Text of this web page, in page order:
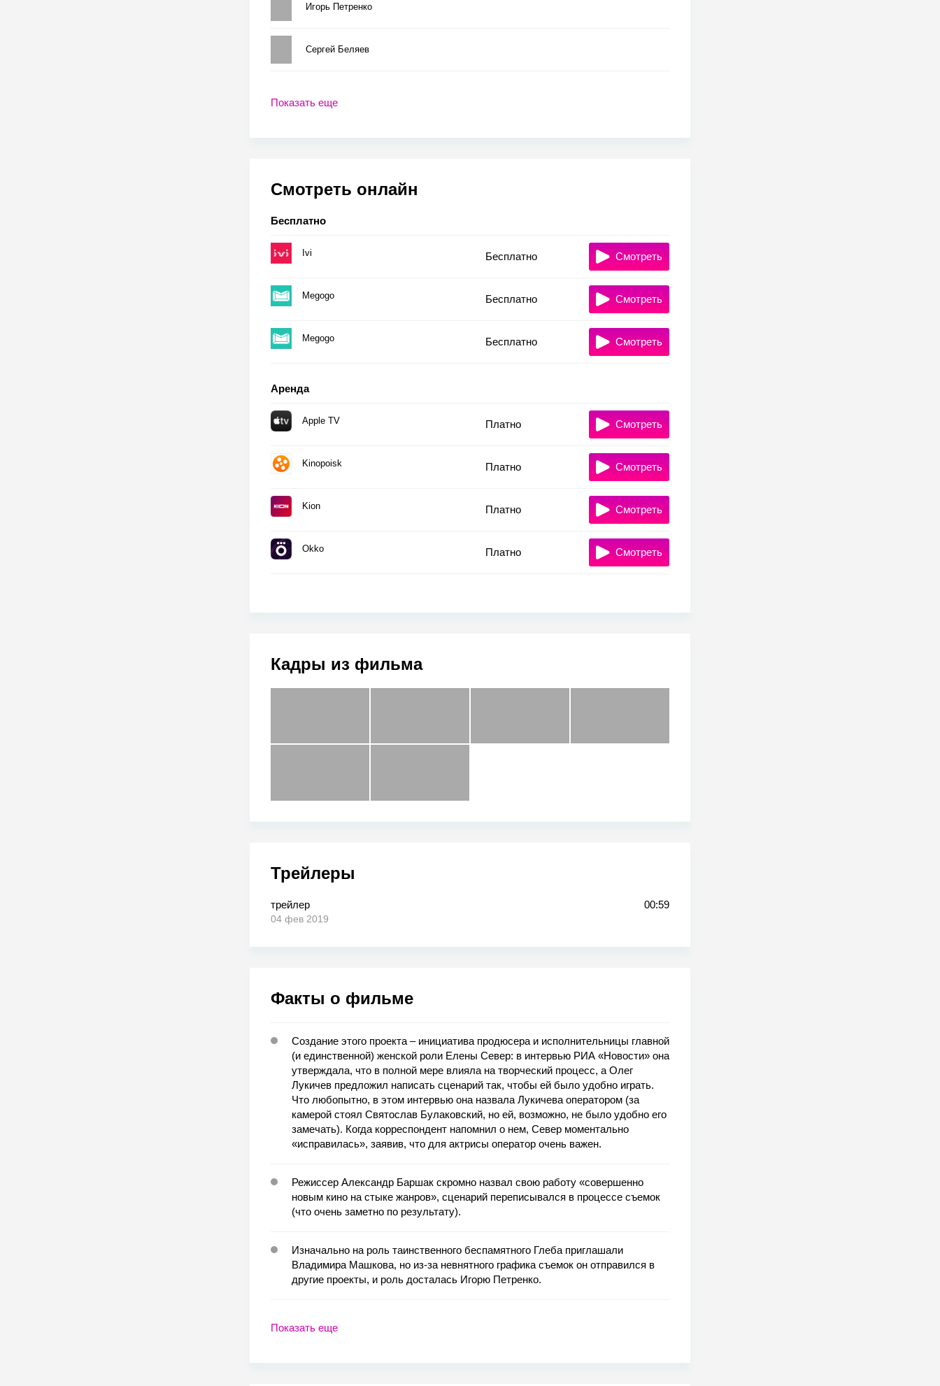
Игорь Петренко
Сергей Беляев
Показать еще
Смотреть онлайн
Бесплатно
Ivi Бесплатно Смотреть
Megogo Бесплатно Смотреть
Megogo Бесплатно Смотреть
Аренда
Apple TV Платно Смотреть
Kinopoisk Платно Смотреть
Kion Платно Смотреть
Okko Платно Смотреть
Кадры из фильма
Трейлеры
трейлер
04 фев 2019
00:59
Факты о фильме
Создание этого проекта – инициатива продюсера и исполнительницы главной
(и единственной) женской роли Елены Север: в интервью РИА «Новости» она
утверждала, что в полной мере влияла на творческий процесс, а Олег
Лукичев предложил написать сценарий так, чтобы ей было удобно играть.
Что любопытно, в этом интервью она назвала Лукичева оператором (за
камерой стоял Святослав Булаковский, но ей, возможно, не было удобно его
замечать). Когда корреспондент напомнил о нем, Север моментально
«исправилась», заявив, что для актрисы оператор очень важен.
Режиссер Александр Баршак скромно назвал свою работу «совершенно
новым кино на стыке жанров», сценарий переписывался в процессе съемок
(что очень заметно по результату).
Изначально на роль таинственного беспамятного Глеба приглашали
Владимира Машкова, но из-за невнятного графика съемок он отправился в
другие проекты, и роль досталась Игорю Петренко.
Показать еще